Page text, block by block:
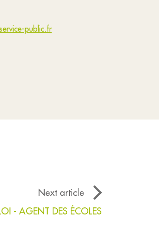
service-public.fr
Next article
- AGENT DES ÉCOLES